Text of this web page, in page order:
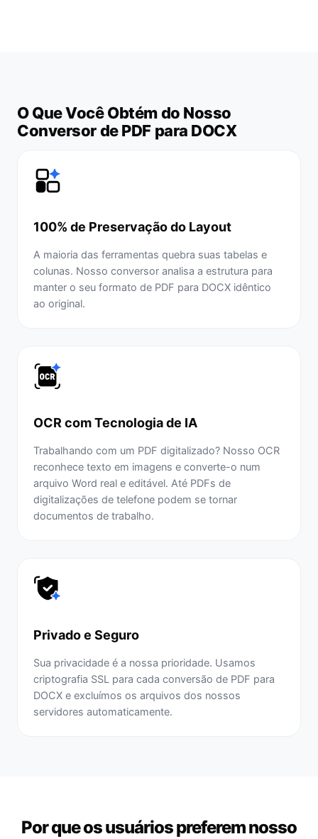
O Que Você Obtém do Nosso
Conversor de PDF para DOCX
100% de Preservação do Layout
A maioria das ferramentas quebra suas tabelas e
colunas. Nosso conversor analisa a estrutura para
manter o seu formato de PDF para DOCX idêntico
ao original.
OCR com Tecnologia de IA
Trabalhando com um PDF digitalizado? Nosso OCR
reconhece texto em imagens e converte-o num
arquivo Word real e editável. Até PDFs de
digitalizações de telefone podem se tornar
documentos de trabalho.
Privado e Seguro
Sua privacidade é a nossa prioridade. Usamos
criptografia SSL para cada conversão de PDF para
DOCX e excluímos os arquivos dos nossos
servidores automaticamente.
Por que os usuários preferem nosso